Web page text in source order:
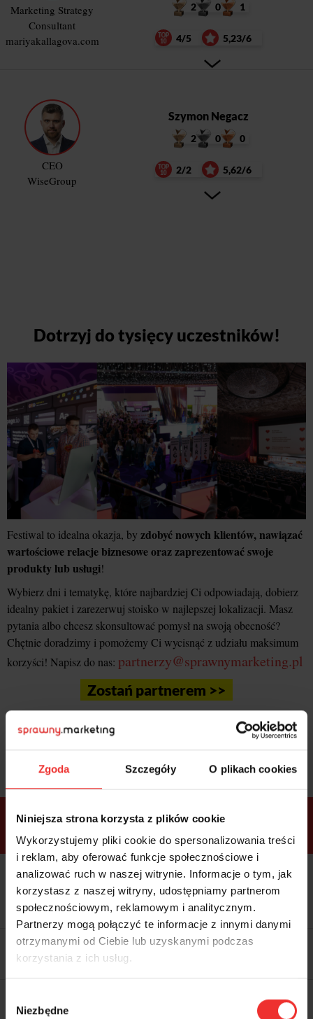
Zgoda Szczegóły O plikach cookies
Niniejsza strona korzysta z plików cookie
Wykorzystujemy pliki cookie do spersonalizowania treści
i reklam, aby oferować funkcje społecznościowe i
analizować ruch w naszej witrynie. Informacje o tym, jak
korzystasz z naszej witryny, udostępniamy partnerom
społecznościowym, reklamowym i analitycznym.
Partnerzy mogą połączyć te informacje z innymi danymi
otrzymanymi od Ciebie lub uzyskanymi podczas
korzystania z ich usług.
zgody
Niezbędne
Marketing Strategy
Consultant
mariyakallagova.com
2 0 1
4/5 5,23/6
CEO
WiseGroup
Szymon Negacz
2 0 0
2/2 5,62/6
Dotrzyj do tysięcy uczestników!
Festiwal to idealna okazja, by zdobyć nowych klientów, nawiązać
wartościowe relacje biznesowe oraz zaprezentować swoje
produkty lub usługi!
Wybierz dni i tematykę, które najbardziej Ci odpowiadają, dobierz
idealny pakiet i zarezerwuj stoisko w najlepszej lokalizacji. Masz
pytania albo chcesz skonsultować pomysł na swoją obecność?
Chętnie doradzimy i pomożemy Ci wycisnąć z udziału maksimum
korzyści! Napisz do nas: partnerzy@sprawnymarketing.pl
Zostań partnerem >>
Sprawdź bonusyi wybierz bilet
ramach
pakietów
VIP Premium
Kolacja z prelegentami i before
party (Hotel Sheraton, 27.10) tylko
wbilecie ALLPASS VIP
Dostępne
tylko w
bilecie
ALLPASS
VIP
Dedykowana strefa VIP z
możliwością networkingu z
prelegentami i wystawcami w
WARTOŚĆ: 1970 zł